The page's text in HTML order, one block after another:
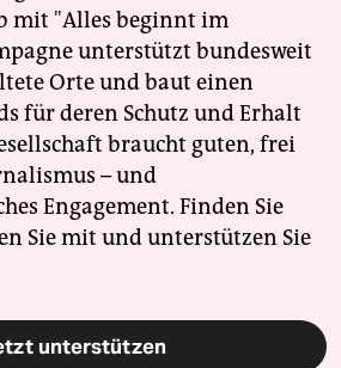
mit "Alles beginnt im
unterstützt bundesweit
Orte und baut einen
für deren Schutz und Erhalt
braucht guten, frei
– und
Engagement. Finden Sie
Sie mit und unterstützen Sie
unterstützen